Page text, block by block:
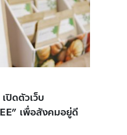
ปิดตัวเว็บ
เพื่อสังคมอยู่ดี